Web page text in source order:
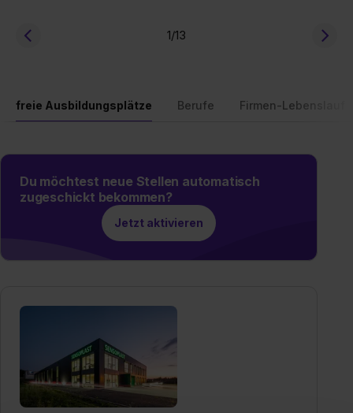
1/13
freie Ausbildungsplätze Berufe Firmen-Lebenslauf
Du möchtest neue Stellen automatisch
zugeschickt bekommen?
Jetzt aktivieren